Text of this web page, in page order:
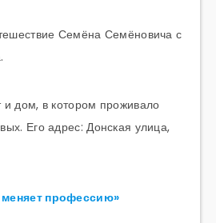
Семёна Семёновича с
и дом, в котором проживало
Его адрес: Донская улица,
профессию»